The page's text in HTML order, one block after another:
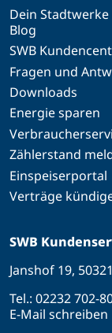
Dein
Blog
SWB
Fragen und
Downloads
Energie sparen
Zählerstand
Einspeiserportal
Verträge
SWB
Janshof 19,
Tel.: 02232 702-
E-Mail schreiben